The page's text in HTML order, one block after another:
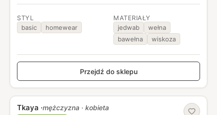
STYL
basic
homewear
MATERIAŁY
jedwab
wełna
bawełna
wiskoza
Przejdź do sklepu
Tkaya ·mężczyzna · kobieta